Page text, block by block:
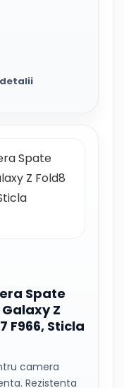
Spate
Z
F966, Sticla
camera
Rezistenta